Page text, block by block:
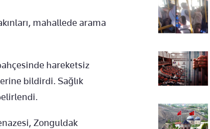
mahallede arama
hareketsiz
bildirdi. Sağlık
Zonguldak